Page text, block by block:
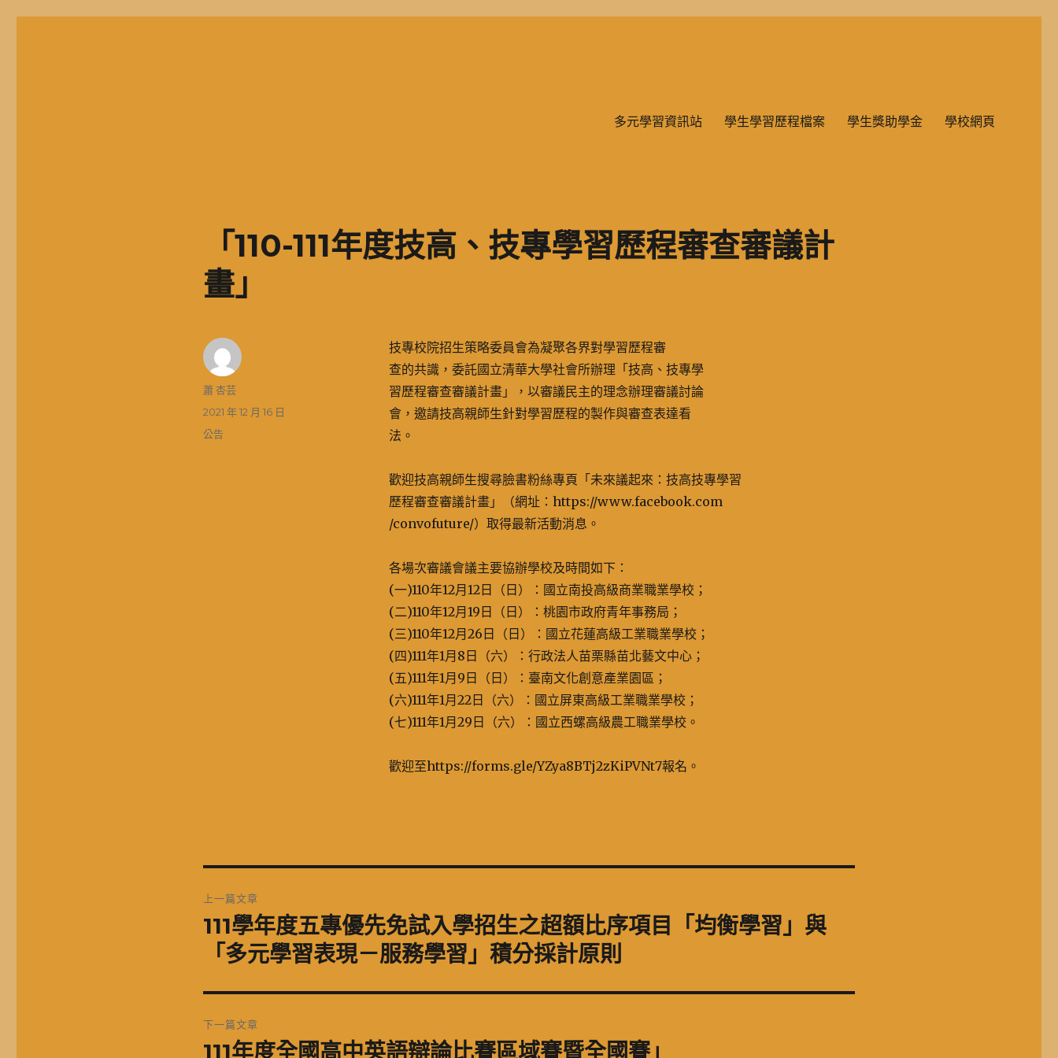
多元學習資訊站 學生學習歷程檔案 學生獎助學金 學校網頁
「110-111年度技高、技專學習歷程審查審議計
畫」
技專校院招生策略委員會為凝聚各界對學習歷程審
查的共識，委託國立清華大學社會所辦理「技高、技專學
習歷程審查審議計畫」，以審議民主的理念辦理審議討論
會，邀請技高親師生針對學習歷程的製作與審查表達看
法。
歡迎技高親師生搜尋臉書粉絲專頁「未來議起來：技高技專學習
歷程審查審議計畫」（網址：https://www.facebook.com
/convofuture/）取得最新活動消息。
各場次審議會議主要協辦學校及時間如下：
(一)110年12月12日（日）：國立南投高級商業職業學校；
(二)110年12月19日（日）：桃園市政府青年事務局；
(三)110年12月26日（日）：國立花蓮高級工業職業學校；
(四)111年1月8日（六）：行政法人苗栗縣苗北藝文中心；
(五)111年1月9日（日）：臺南文化創意產業園區；
(六)111年1月22日（六）：國立屏東高級工業職業學校；
(七)111年1月29日（六）：國立西螺高級農工職業學校。
歡迎至https://forms.gle/YZya8BTj2zKiPVNt7報名。
作
蕭 杏芸
發
佈
2021 年 12 月 16 日
分
公告
章
導
上一篇文章
上
文
111學年度五專優先免試入學招生之超額比序項目「均衡學習」與
「多元學習表現－服務學習」積分採計原則
下一篇文章
下
111年度全國高中英語辯論比賽區域賽暨全國賽」